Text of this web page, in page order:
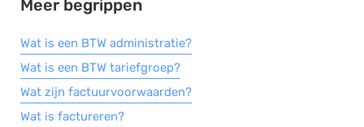
Meer begrippen
Wat is een BTW administratie?
Wat is een BTW tariefgroep?
Wat zijn factuurvoorwaarden?
Wat is factureren?